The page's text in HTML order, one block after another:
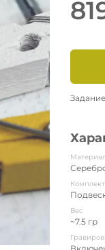
Вес
~7.5 гр